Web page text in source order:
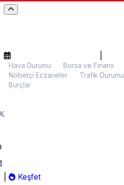
Hava Durumu Borsa ve Finans
Nöbetçi Eczaneler
Trafik Durumu
Burçlar
Keşfet